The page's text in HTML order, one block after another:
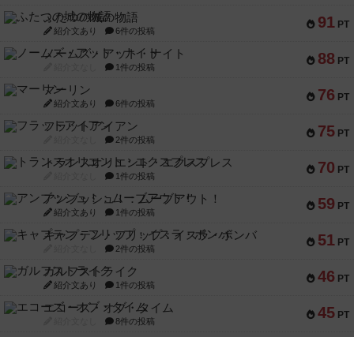
91 PT
ふたつの城の物語
紹介文あり 6件の投稿
88 PT
ノームズ・アット・ナイト
1件の投稿
76 PT
マーリン
紹介文あり 6件の投稿
75 PT
フラットアイアン
2件の投稿
70 PT
トランスオリエント・エクスプレス
1件の投稿
59 PT
アンブッシュ！：ムーブアウト！
紹介文あり 1件の投稿
51 PT
キャプテン・フリップ：イスラ・ボンバ
2件の投稿
46 PT
ガルフストライク
紹介文あり 1件の投稿
45 PT
エコーズ・オブ・タイム
8件の投稿